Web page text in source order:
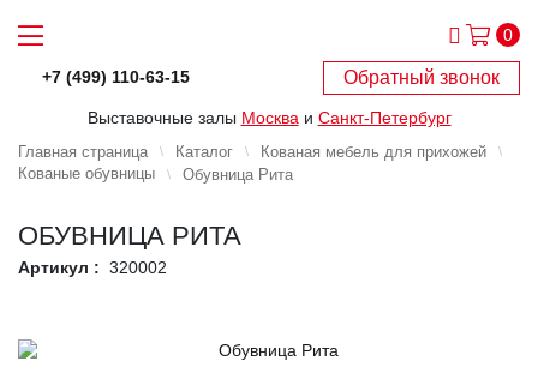
0
+7 (499) 110-63-15 Обратный звонок
Выставочные залы Москва и Санкт-Петербург
Главная страница Каталог
Кованая мебель для прихожей
Кованые обувницы
Обувница Рита
ОБУВНИЦА РИТА
Артикул : 320002